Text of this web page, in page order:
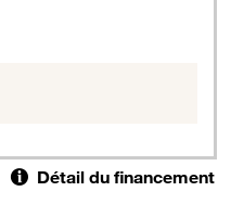
Détail du financement